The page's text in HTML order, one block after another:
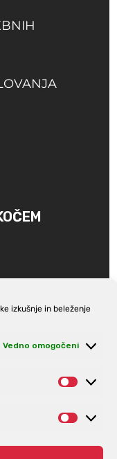
izkušnje in beleženje
Vedno omogočeni